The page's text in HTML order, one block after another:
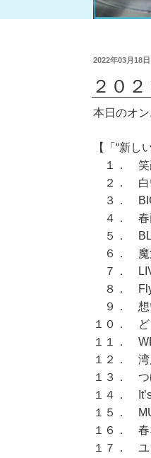
2022年03月18日
２０
本日のオ
【「“新し
１． 笑
２． 白
３．
４．
５．
６． 魔
７．
８． Fly
９． 想
１０．
１１．
１２．
１３．
１４．
１５．
１６．
１７．